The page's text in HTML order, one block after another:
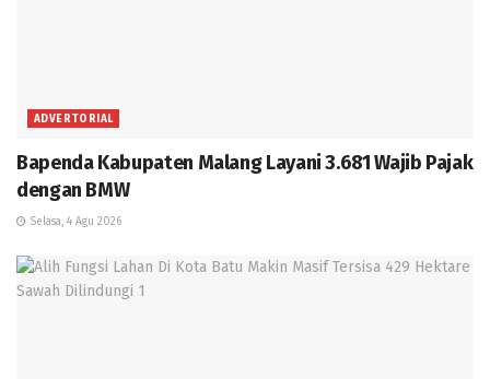
ADVERTORIAL
Bapenda Kabupaten Malang Layani 3.681 Wajib Pajak
dengan BMW
Selasa, 4 Agu 2026